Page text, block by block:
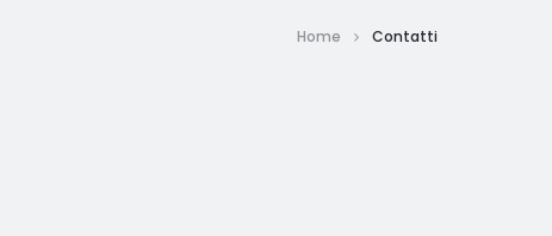
Home Contatti